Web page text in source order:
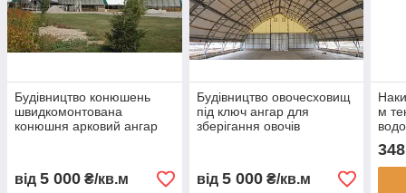
Будівництво конюшень
швидкомонтована
конюшня арковий ангар
ферма для коней
будівництво
від 5 000 ₴/кв.м
Будівництво овочесховищ
під ключ ангар для
зберігання овочів
капусти каркасне
овочесховище
від 5 000₴/кв.м
м
348